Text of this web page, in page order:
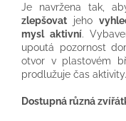
Je navržena tak,
zlepšovat jeho
mysl aktivní.
upoutá pozornost
otvor v plastovém
prodlužuje čas aktivity.
Dostupná různá